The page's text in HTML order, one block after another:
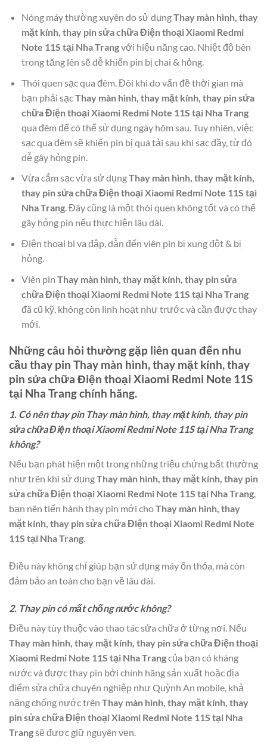
Nóng máy thường xuyên do sử dụngThay màn hình, thay
mặt kính, thay pin sửa chữa Điện thoại Xiaomi Redmi
Note 11S tại Nha Trangvới hiệu năng cao. Nhiệt độ bên
trong tăng lên sẽ dễ khiến pin bị chai & hỏng.
Thói quen sạc qua đêm. Đôi khi do vấn đề thời gian mà
bạn phải sạcThay màn hình, thay mặt kính, thay pin sửa
chữa Điện thoại Xiaomi Redmi Note 11S tại Nha Trang
qua đêm để có thể sử dụng ngày hôm sau. Tuy nhiên, việc
sạc qua đêm sẽ khiến pin bị quá tải sau khi sạc đầy, từ đó
dễ gây hỏng pin.
Vừa cắm sạc vừa sử dụngThay màn hình, thay mặt kính,
thay pin sửa chữa Điện thoại Xiaomi Redmi Note 11S tại
Nha Trang. Đây cũng là một thói quen không tốt và có thể
gây hỏng pin nếu thực hiện lâu dài.
Điện thoại bi va đập, dẫn đến viên pin bị xung đột & bị
hỏng.
Viên pin Thay màn hình, thay mặt kính, thay pin sửa
chữa Điện thoại Xiaomi Redmi Note 11S tại Nha Trang
đã cũ kỹ, không còn linh hoạt như trước và cần được thay
mới.
Những câu hỏi thường gặp liên quan đến nhu
cầu thay pin Thay màn hình, thay mặt kính, thay
pin sửa chữa Điện thoại Xiaomi Redmi Note 11S
tại Nha Trangchính hãng.
1. Có nên thay pin Thay màn hình, thay mặt kính, thay pin
sửa chữa Điện thoại Xiaomi Redmi Note 11S tại Nha Trang
không?
Nếu bạn phát hiện một trong những triệu chứng bất thường
như trên khi sử dụngThay màn hình, thay mặt kính, thay pin
sửa chữa Điện thoại Xiaomi Redmi Note 11S tại Nha Trang,
bạn nên tiến hành thay pin mới choThay màn hình, thay
mặt kính, thay pin sửa chữa Điện thoại Xiaomi Redmi Note
11S tại Nha Trang.
Điều này không chỉ giúp bạn sử dụng máy ổn thỏa, mà còn
đảm bảo an toàn cho bạn về lâu dài.
2. Thay pin có mất chống nước không?
Điều này tùy thuộc vào thao tác sửa chữa ở từng nơi. Nếu
Thay màn hình, thay mặt kính, thay pin sửa chữa Điện thoại
Xiaomi Redmi Note 11S tại Nha Trangcủa bạn có kháng
nước và được thay pin bởi chính hãng sản xuất hoặc địa
điểm sửa chữa chuyên nghiệp như Quỳnh An mobile, khả
năng chống nước trên Thay màn hình, thay mặt kính, thay
pin sửa chữa Điện thoại Xiaomi Redmi Note 11S tại Nha
Trangsẽ được giữ nguyên vẹn.